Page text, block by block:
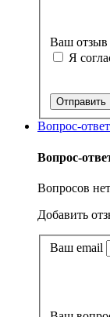
Ваш отзыв
Я
Вопрос-ответ
Вопрос-
Вопросов
Добавить
Ваш email